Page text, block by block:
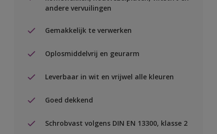
andere vervuilingen
Gemakkelijk te verwerken
Oplosmiddelvrij en geurarm
Leverbaar in wit en vrijwel alle kleuren
Goed dekkend
Schrobvast volgens DIN EN 13300, klasse 2